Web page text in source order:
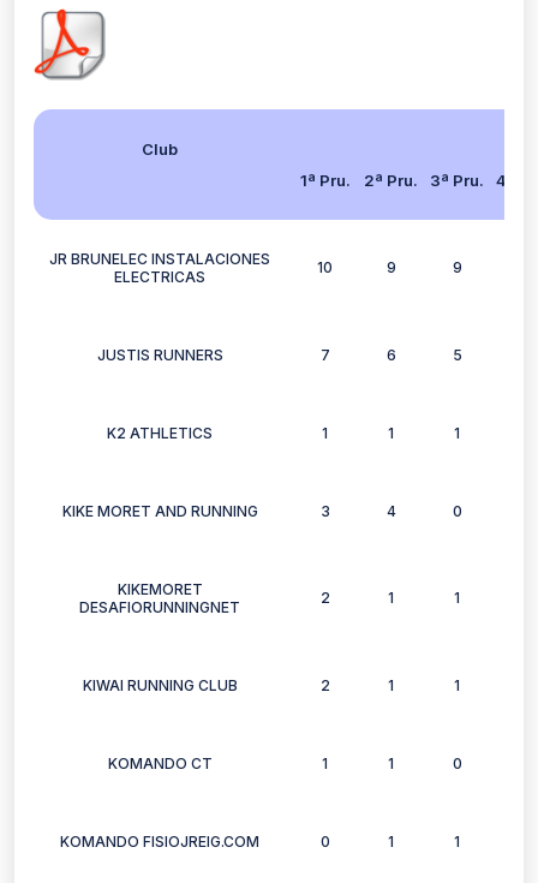
Club
1ª Pru.
2ª Pru. 3ª Pru. 4ª
JR BRUNELEC INSTALACIONES
ELECTRICAS
10 9 9
JUSTIS RUNNERS 7 6 5
K2 ATHLETICS 1 1 1
KIKE MORET AND RUNNING 3 4 0
KIKEMORET
DESAFIORUNNINGNET
2 1 1
KIWAI RUNNING CLUB 2 1 1
KOMANDO CT 1 1 0
KOMANDO FISIOJREIG.COM 0 1 1